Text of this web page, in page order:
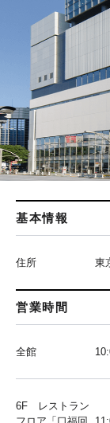
基本情報
住所 東
営業時間
全館
6F レストラン